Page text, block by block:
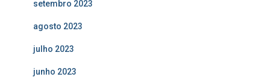
setembro 2023
agosto 2023
julho 2023
junho 2023